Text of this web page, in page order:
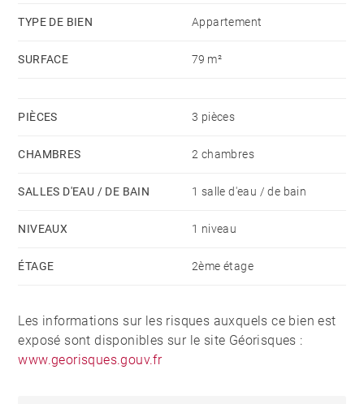
TYPE DE BIEN Appartement
SURFACE 79 m²
PIÈCES 3 pièces
CHAMBRES 2 chambres
SALLES D'EAU / DE BAIN 1 salle d'eau / de bain
NIVEAUX 1 niveau
ÉTAGE 2ème étage
Les informations sur les risques auxquels ce bien est
exposé sont disponibles sur le site Géorisques :
www.georisques.gouv.fr